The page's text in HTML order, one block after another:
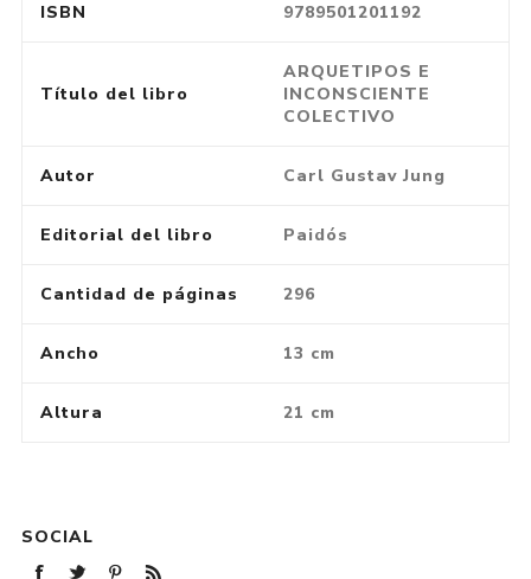
ISBN 9789501201192
Título del libro
ARQUETIPOS E
INCONSCIENTE
COLECTIVO
Autor Carl Gustav Jung
Editorial del libro Paidós
Cantidad de páginas 296
Ancho 13 cm
Altura 21 cm
SOCIAL